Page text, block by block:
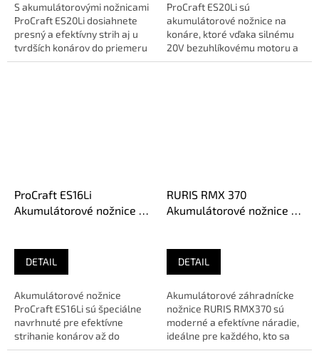
S akumulátorovými nožnicami
ProCraft ES20Li dosiahnete
presný a efektívny strih aj u
tvrdších konárov do priemeru
26 mm, vďaka silnému...
ProCraft ES20Li sú
akumulátorové nožnice na
konáre, ktoré vďaka silnému
20V bezuhlíkovému motoru a
maximálnemu priemeru rezu
ProCraft ES16Li
Akumulátorové nožnice na
DETAIL
Akumulátorové nožnice
ProCraft ES16Li sú špeciálne
navrhnuté pre efektívne
strihanie konárov až do
priemeru 25 mm bez námahy.
RURIS RMX 370
Akumulátorové nožnice na
DETAIL
Akumulátorové záhradnícke
nožnice RURIS RMX370 sú
moderné a efektívne náradie,
ideálne pre každého, kto sa
chce bez námahy starať o